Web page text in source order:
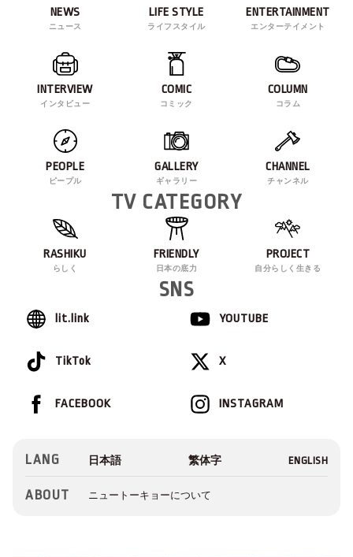
NEWS
ニュース
LIFE STYLE
ライフスタイル
ENTERTAINMENT
エンターテイメント
INTERVIEW
インタビュー
COMIC
コミック
COLUMN
コラム
PEOPLE
ピープル
GALLERY
ギャラリー
CHANNEL
チャンネル
TV CATEGORY
RASHIKU
らしく
FRIENDLY
日本の底力
PROJECT
自分らしく生きる
SNS
lit.link YOUTUBE
TikTok X
INSTAGRAM
FACEBOOK
LANG
ABOUT ニュートーキョーについて